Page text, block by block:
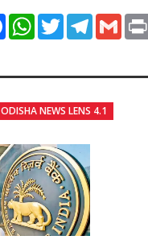
FacebookWhatsApp
TwitterTelegram
Gmail
ODISHA NEWS LENS 4.1